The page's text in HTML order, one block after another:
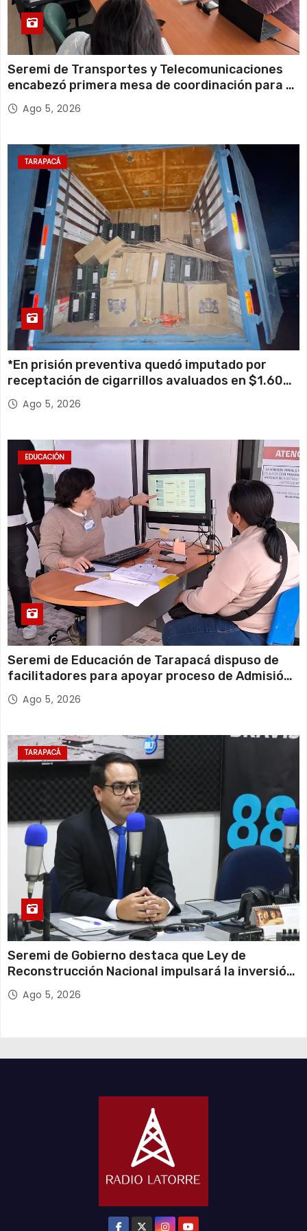
Seremi de Transportes y Telecomunicaciones
encabezó primera mesa de coordinación para el
retiro de cables en desuso en Iquique
Ago 5, 2026
TARAPACÁ
*En prisión preventiva quedó imputado por
receptación de cigarrillos avaluados en $1.600
millones*
Ago 5, 2026
EDUCACIÓN
Seremi de Educación de Tarapacá dispuso de
facilitadores para apoyar proceso de Admisión
Escolar 2027
Ago 5, 2026
TARAPACÁ
Seremi de Gobierno destaca que Ley de
Reconstrucción Nacional impulsará la inversión
y el empleo en Tarapacá
Ago 5, 2026